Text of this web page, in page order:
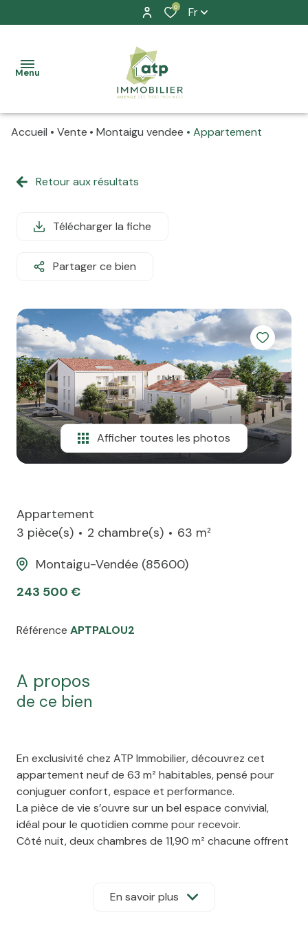
0 Fr
Menu
nos
à la
location
allure
La
team
ATP
alerte
e-
mail
financement
Accueil Vente Montaigu vendee Appartement
Retour aux résultats
Télécharger la fiche
Partager ce bien
Afficher toutes les photos
Appartement
3 pièce(s)
2 chambre(s)
63 m²
Montaigu-Vendée (85600)
243 500 €
Référence APTPALOU2
a propos
de ce bien
En exclusivité chez ATP Immobilier, découvrez cet
appartement neuf de 63 m² habitables, pensé pour
conjuguer confort, espace et performance.
La pièce de vie s’ouvre sur un bel espace convivial,
idéal pour le quotidien comme pour recevoir.
Côté nuit, deux chambres de 11,90 m² chacune offrent
Pour compléter l’ensemble, une loggia de 10 m²
En savoir plus